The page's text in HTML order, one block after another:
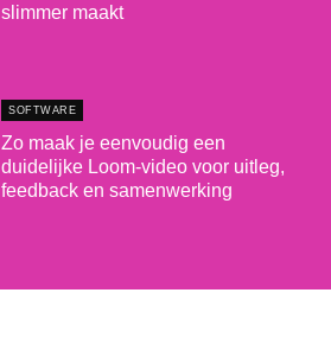
slimmer maakt
SOFTWARE
Zo maak je eenvoudig een
duidelijke Loom-video voor uitleg,
feedback en samenwerking